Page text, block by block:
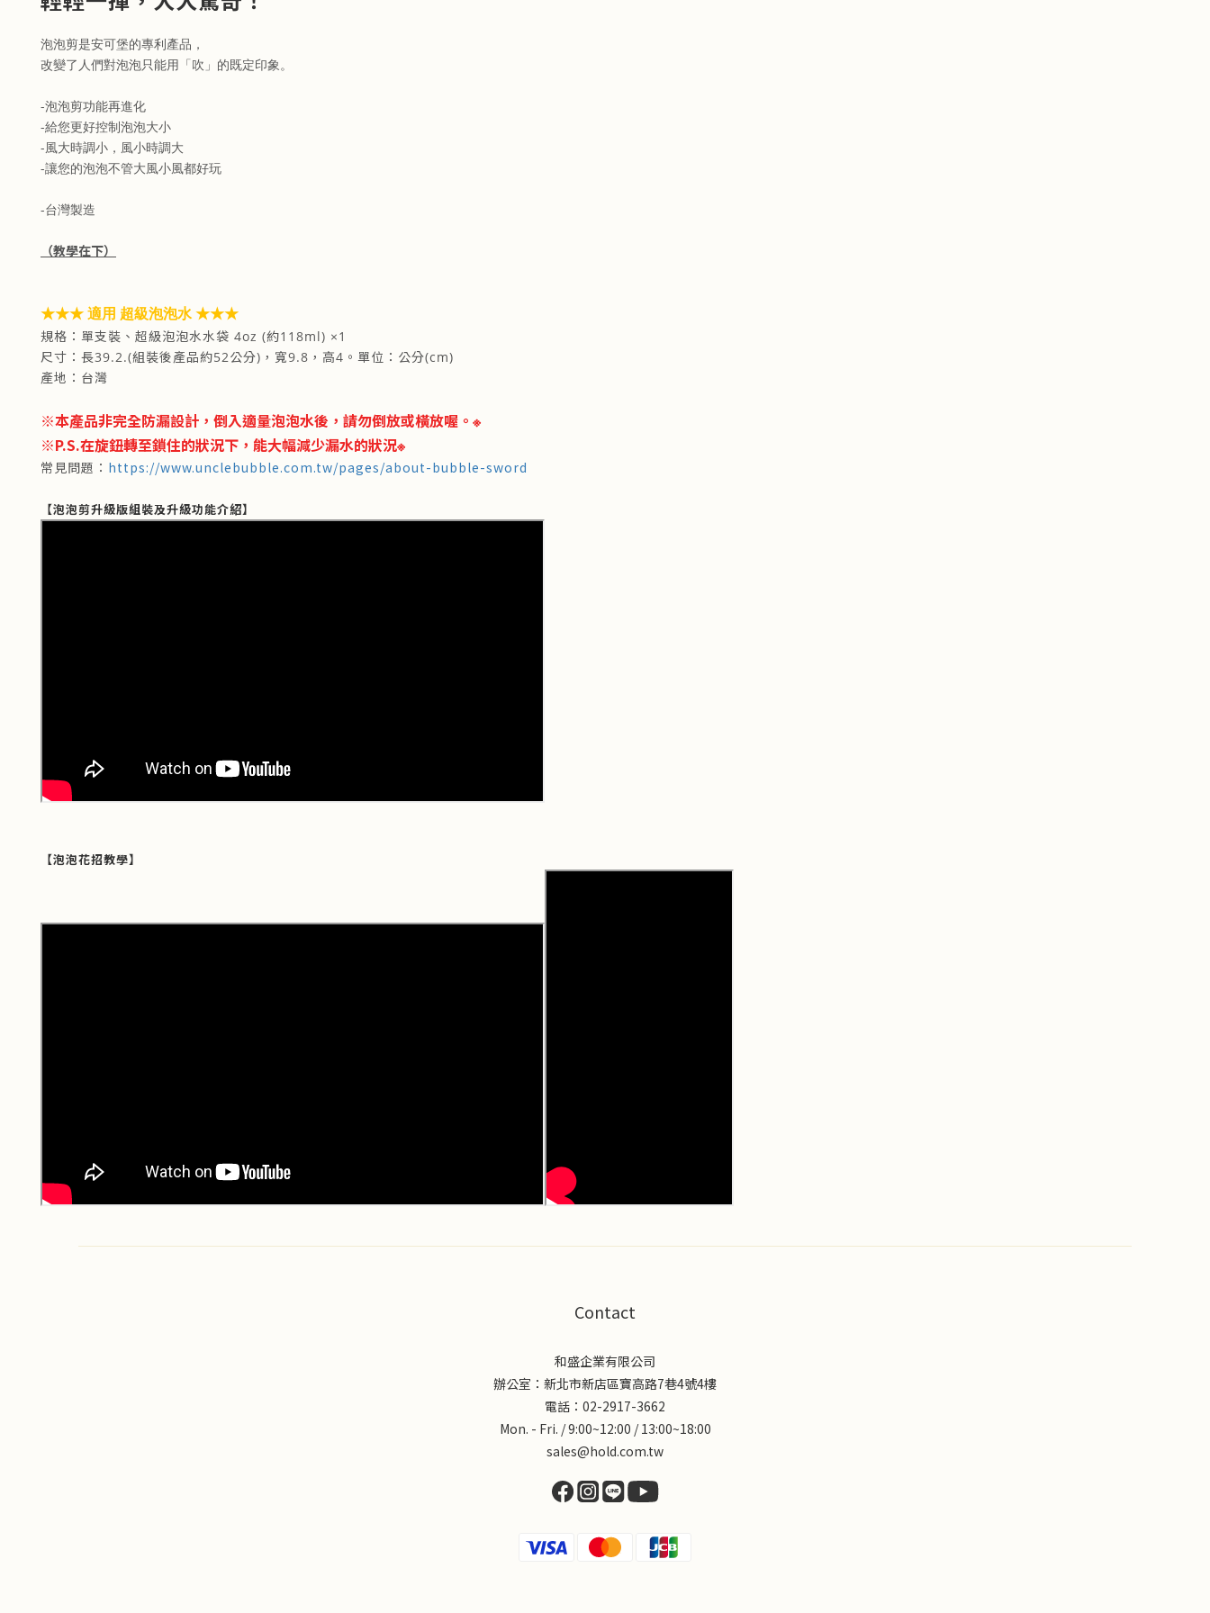
泡泡剪是安可堡的專利產品，
改變了人們對泡泡只能用「吹」的既定印象。
-泡泡剪功能再進化
-給您更好控制泡泡大小
-風大時調小，風小時調大
-讓您的泡泡不管大風小風都好玩
-台灣製造
（教學在下）
★★★ 適用 超級泡泡水 ★★★
規格：單支裝、超級泡泡水水袋 4oz (約118ml) ×1
尺寸：長39.2.(組裝後產品約52公分)，寬9.8，高4。單位：公分(cm)
產地：台灣
※本產品非完全防漏設計，倒入適量泡泡水後，請勿倒放或橫放喔。 ※
※P.S.在旋鈕轉至鎖住的狀況下，能大幅減少漏水的狀況※
常見問題： https://www.unclebubble.com.tw/pages/about-bubble-sword
【泡泡剪升級版組裝及升級功能介紹】
【泡泡花招教學】
Contact
和盛企業有限公司
辦公室：新北市新店區寶高路7巷4號4樓
電話：02-2917-3662
Mon. - Fri. / 9:00~12:00 / 13:00~18:00
sales@hold.com.tw